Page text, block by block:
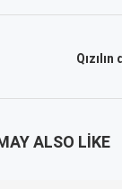
ALSO LIKE